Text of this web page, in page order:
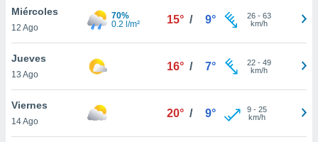
cookies
aceptar
Miércoles
12 Ago
70%
0.2 l/m²
15° / 9° 26- 63
km/h
Jueves
13 Ago
16° / 7° 22- 49
km/h
Viernes
14 Ago
20° / 9° 9- 25
km/h